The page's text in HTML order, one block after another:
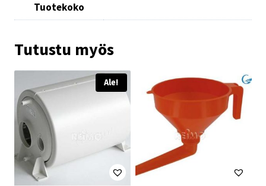
Tuotekoko
Tutustu myös
Ale!